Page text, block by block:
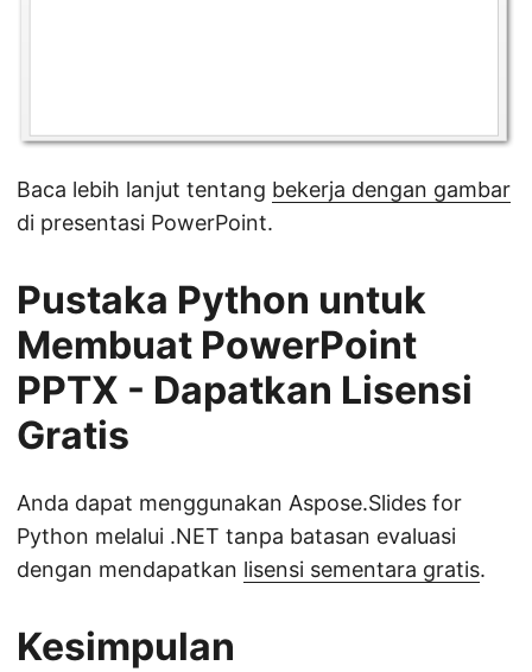
Baca lebih lanjut tentang bekerja dengan gambar
di presentasi PowerPoint.
Pustaka Python untuk
Membuat PowerPoint
PPTX - Dapatkan Lisensi
Gratis
Anda dapat menggunakan Aspose.Slides for
Python melalui .NET tanpa batasan evaluasi
dengan mendapatkan lisensi sementara gratis.
Kesimpulan